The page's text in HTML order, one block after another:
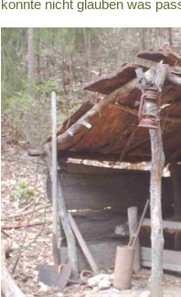
konnte nicht glauben was